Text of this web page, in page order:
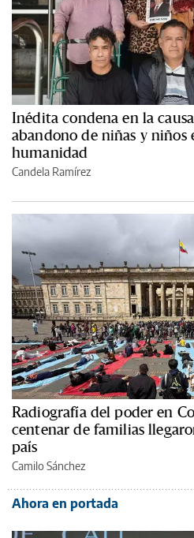
Inédita condena en la
abandono de niñas y niños
humanidad
Candela Ramírez
Radiografía del poder en
centenar de familias
país
Camilo Sánchez
Ahora en portada